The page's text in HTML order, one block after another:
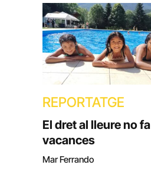
REPORTATGE
El dret al lleure no fa
vacances
Mar Ferrando